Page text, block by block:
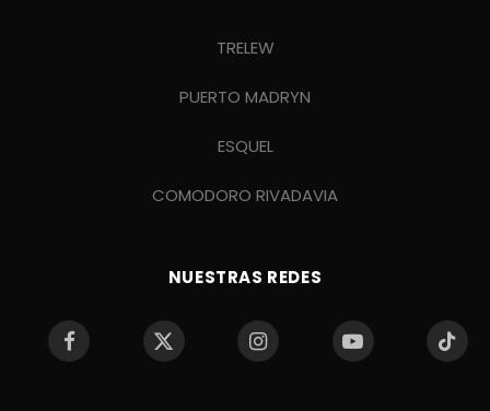
TRELEW
PUERTO MADRYN
ESQUEL
COMODORO RIVADAVIA
NUESTRAS REDES
Facebook
X
Instagram YouTube